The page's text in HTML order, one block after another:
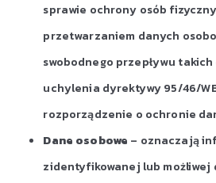
sprawie ochrony osób
przetwarzaniem danych
swobodnego przepływu
uchylenia dyrektywy 95/46/
rozporządzenie o ochronie
Dane osobowe – oznaczają
zidentyfikowanej lub